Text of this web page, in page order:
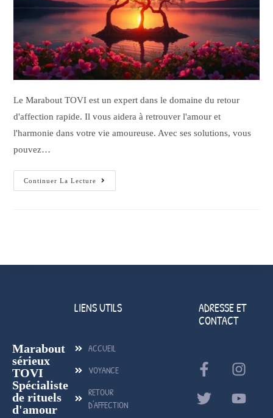
Le Marabout TOVI est un expert dans le domaine du retour
d'affection rapide. Il vous aidera à retrouver l'amour et
l'harmonie dans votre vie amoureuse. Avec ses solutions, vous
pouvez…
Continuer La Lecture
Marabout
sérieux
TOVI
Spécialiste
de rituels
d'amour
LIENS UTILS
ACCUEIL
VOYANCE
RETOUR
D'AFFECTION
ADRESSE ET
CONTACT